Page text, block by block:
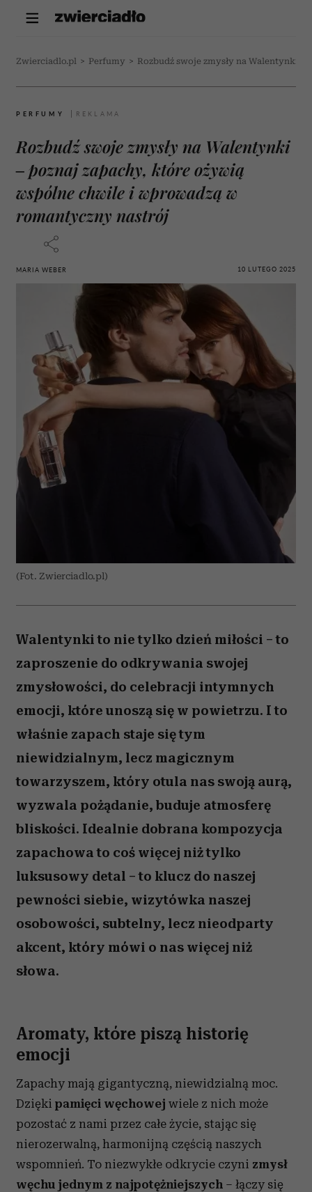
Zwierciadlo.pl > Perfumy > Rozbudź swoje zmysły na Walentynki
PERFUMY
Rozbudź swoje zmysły na Walentynki
– poznaj zapachy, które ożywią
wspólne chwile i wprowadzą w
romantyczny nastrój
MARIA WEBER 10 LUTEGO 2025
(Fot. Zwierciadlo.pl)
Walentynki to nie tylko dzień miłości – to
zaproszenie do odkrywania swojej
zmysłowości, do celebracji intymnych
emocji, które unoszą się w powietrzu. I to
właśnie zapach staje się tym
niewidzialnym, lecz magicznym
towarzyszem, który otula nas swoją aurą,
wyzwala pożądanie, buduje atmosferę
bliskości. Idealnie dobrana kompozycja
zapachowa to coś więcej niż tylko
luksusowy detal – to klucz do naszej
pewności siebie, wizytówka naszej
osobowości, subtelny, lecz nieodparty
akcent, który mówi o nas więcej niż
słowa.
Aromaty, które piszą historię
emocji
Zapachy mają gigantyczną, niewidzialną moc.
Dzięki pamięci węchowej wiele z nich może
pozostać z nami przez całe życie, stając się
nierozerwalną, harmonijną częścią naszych
wspomnień. To niezwykłe odkrycie czyni zmysł
węchu jednym z najpotężniejszych – łączy się